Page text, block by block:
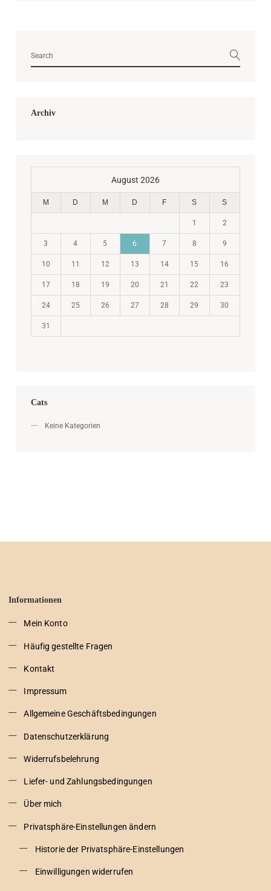
Archiv
August 2026
M D M D F S S
1 2
3 4 5 6 7 8 9
10 11 12 13 14 15 16
17 18 19 20 21 22 23
24 25 26 27 28 29 30
31
Cats
Keine Kategorien
Informationen
Mein Konto
Häufig gestellte Fragen
Kontakt
Impressum
Allgemeine Geschäftsbedingungen
Datenschutzerklärung
Widerrufsbelehrung
Liefer- und Zahlungsbedingungen
Über mich
Privatsphäre-Einstellungen ändern
Historie der Privatsphäre-Einstellungen
Einwilligungen widerrufen